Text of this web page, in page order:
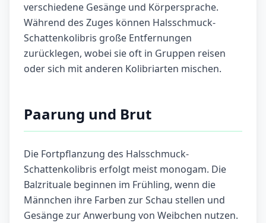
verschiedene Gesänge und Körpersprache.
Während des Zuges können Halsschmuck-
Schattenkolibris große Entfernungen
zurücklegen, wobei sie oft in Gruppen reisen
oder sich mit anderen Kolibriarten mischen.
Paarung und Brut
Die Fortpflanzung des Halsschmuck-
Schattenkolibris erfolgt meist monogam. Die
Balzrituale beginnen im Frühling, wenn die
Männchen ihre Farben zur Schau stellen und
Gesänge zur Anwerbung von Weibchen nutzen.